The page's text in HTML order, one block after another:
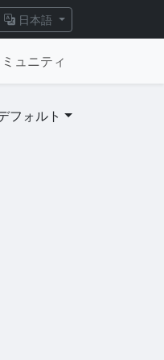
日本語
ュニティ
フォルト